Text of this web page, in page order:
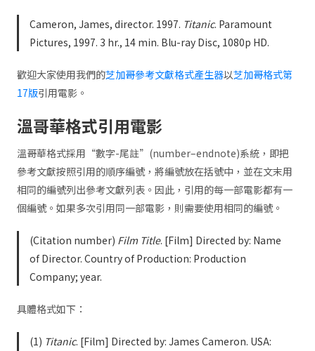
Cameron, James, director. 1997. Titanic. Paramount
Pictures, 1997. 3 hr., 14 min. Blu-ray Disc, 1080p HD.
歡迎大家使用我們的芝加哥參考文獻格式產生器以芝加哥格式第
17版引用電影。
溫哥華格式引用電影
溫哥華格式採用“數字-尾註”(number–endnote)系統，即把
參考文獻按照引用的順序編號，將編號放在括號中，並在文末用
相同的編號列出參考文獻列表。因此，引用的每一部電影都有一
個編號。如果多次引用同一部電影，則需要使用相同的編號。
(Citation number) Film Title. [Film] Directed by: Name
of Director. Country of Production: Production
Company; year.
具體格式如下：
(1) Titanic. [Film] Directed by: James Cameron. USA: